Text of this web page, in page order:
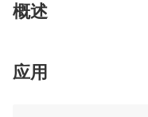
概述
应用